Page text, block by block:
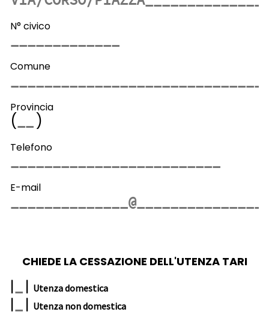
N° civico
Comune
Provincia
( )
Telefono
E-mail
CHIEDE LA CESSAZIONE DELL'UTENZA TARI
| | Utenza domestica
| | Utenza non domestica